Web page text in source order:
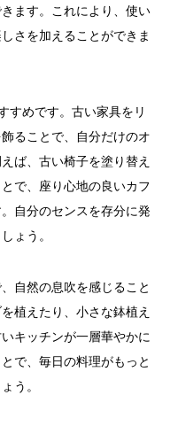
ます。これにより、使い
さを加えることができま
すめです。古い家具をリ
ることで、自分だけのオ
ば、古い椅子を塗り替え
で、座り心地の良いカフ
自分のセンスを存分に発
ょう。
自然の息吹を感じること
植えたり、小さな鉢植え
キッチンが一層華やかに
で、毎日の料理がもっと
う。